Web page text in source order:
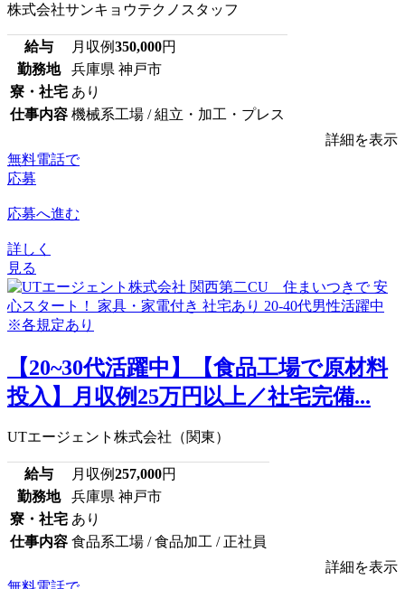
株式会社サンキョウテクノスタッフ
給与 月収例350,000円
勤務地
兵庫県 神戸市
寮・社宅 あり
仕事内容 機械系工場 / 組立・加工・プレス
詳細を表示
無料電話で
応募
応募へ進む
詳しく
見る
【20~30代活躍中】【食品工場で原材料
投入】月収例25万円以上／社宅完備...
UTエージェント株式会社（関東）
給与 月収例257,000円
勤務地
兵庫県 神戸市
寮・社宅 あり
仕事内容 食品系工場 / 食品加工 / 正社員
詳細を表示